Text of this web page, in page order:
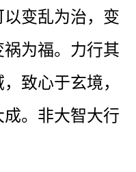
变乱为治，变
为福。力行其
致心于玄境，
。非大智大行